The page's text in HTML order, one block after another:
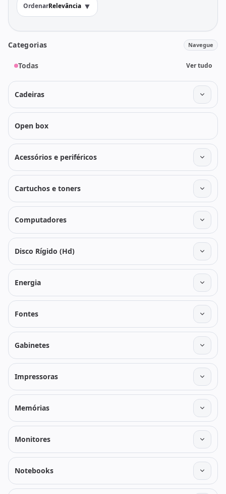
OrdenarRelevância ▼
Categorias Navegue
Todas Ver tudo
Cadeiras
Open box
Acessórios e periféricos
Cartuchos e toners
Computadores
Disco Rígido (Hd)
Energia
Fontes
Gabinetes
Impressoras
Memórias
Monitores
Notebooks